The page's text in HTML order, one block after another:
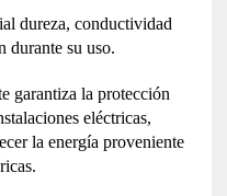
dureza, conductividad
durante su uso.
garantiza la protección
eléctricas,
la energía proveniente